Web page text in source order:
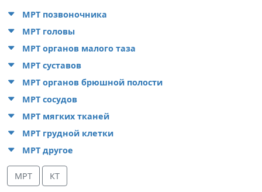
МРТ позвоночника
МРТ головы
МРТ органов малого таза
МРТ суставов
МРТ органов брюшной полости
МРТ сосудов
МРТ мягких тканей
МРТ грудной клетки
МРТ другое
МРТ КТ